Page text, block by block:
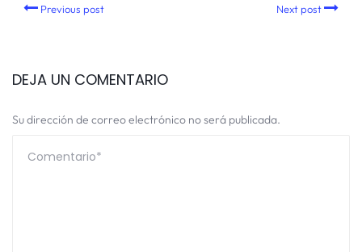
Previous post Next post
DEJA UN COMENTARIO
Su dirección de correo electrónico no será publicada.